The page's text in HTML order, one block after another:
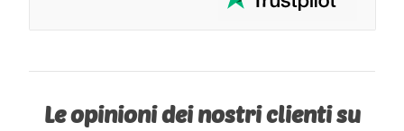
Le opinioni dei nostri clienti su